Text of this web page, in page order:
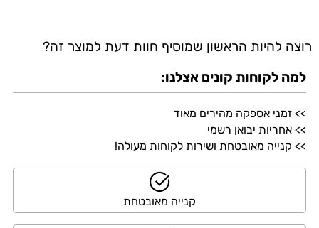
רוצה להיות הראשון שמוסיף חוות דעת למוצר זה?
למה לקוחות קונים אצלנו:
>> זמני אספקה מהירים מאוד
>> אחריות יבואן רשמי
>> קנייה מאובטחת ושירות לקוחות מעולה!
קנייה מאובטחת